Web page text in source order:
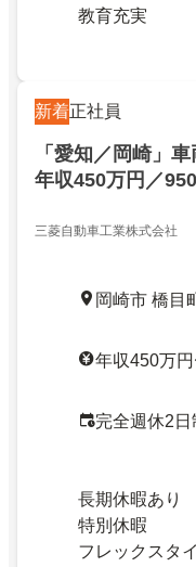
教育充実
新着正社員
「愛知／岡崎」
年収450万円／
三菱自動車工業株式会社
岡崎市 橋目
年収450万
完全週休2
長期休暇あり
特別休暇
フレックスタ